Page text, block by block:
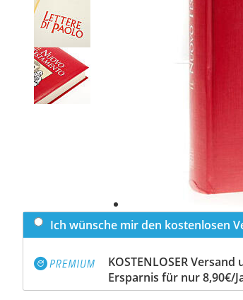
Ich wünsche mir den kostenlosen
KOSTENLOSER
Ersparnis für nur 8,90€/